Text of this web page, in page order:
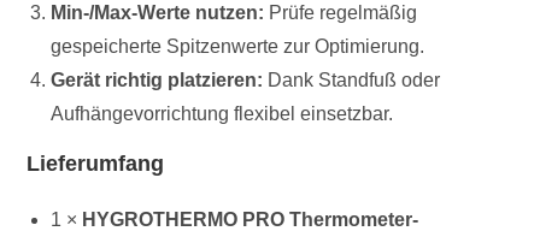
Min-/Max-Werte nutzen: Prüfe regelmäßig
gespeicherte Spitzenwerte zur Optimierung.
Gerät richtig platzieren: Dank Standfuß oder
Aufhängevorrichtung flexibel einsetzbar.
Lieferumfang
1 × HYGROTHERMO PRO Thermometer-